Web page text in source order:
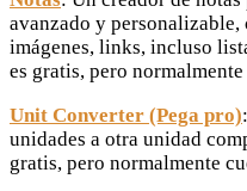
avanzado y personalizable,
imágenes, links, incluso
es gratis, pero
Unit Converter (Pega pro)
unidades a otra unidad
gratis, pero normalmente